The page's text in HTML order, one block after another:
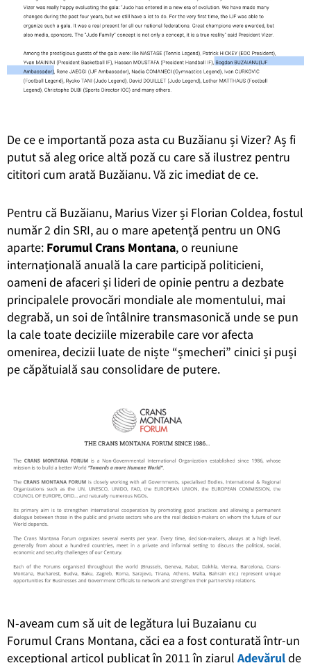
De ce e importantă poza asta cu Buzăianu și Vizer? Aș fi
putut să aleg orice altă poză cu care să ilustrez pentru
cititori cum arată Buzăianu. Vă zic imediat de ce.
Pentru că Buzăianu, Marius Vizer și Florian Coldea, fostul
număr 2 din SRI, au o mare apetență pentru un ONG
aparte: Forumul Crans Montana, o reuniune
internațională anuală la care participă politicieni,
oameni de afaceri și lideri de opinie pentru a dezbate
principalele provocări mondiale ale momentului, mai
degrabă, un soi de întâlnire transmasonică unde se pun
la cale toate deciziile mizerabile care vor afecta
omenirea, decizii luate de niște “șmecheri” cinici și puși
pe căpătuială sau consolidare de putere.
N-aveam cum să uit de legătura lui Buzaianu cu
Forumul Crans Montana, căci ea a fost conturată într-un
excepțional articol publicat în 2011 în ziarul Adevărulde